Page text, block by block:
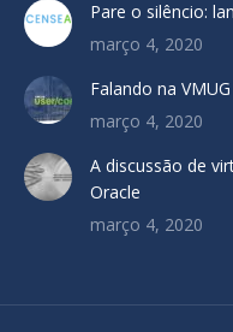
Pare o silêncio:
março 4, 2020
Falando na
março 4, 2020
A discussão de
Oracle
março 4, 2020